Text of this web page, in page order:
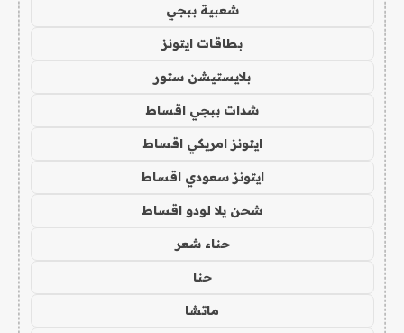
شعبية ببجي
بطاقات ايتونز
بلايستيشن ستور
شدات ببجي اقساط
ايتونز امريكي اقساط
ايتونز سعودي اقساط
شحن يلا لودو اقساط
حناء شعر
حنا
ماتشا